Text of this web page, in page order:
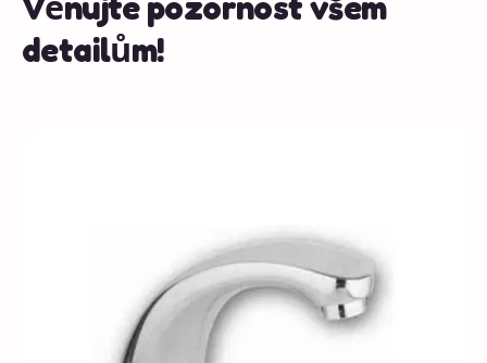
detailům!